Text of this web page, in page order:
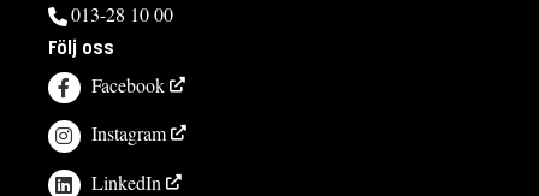
013-28 10 00
Följ oss
Facebook
Instagram
LinkedIn